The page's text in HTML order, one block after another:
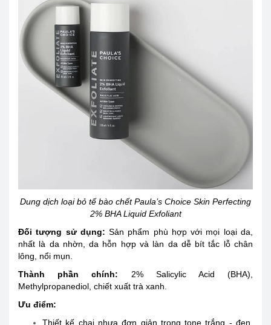
Dung dịch loại bỏ tế bào chết Paula’s Choice Skin Perfecting
2% BHA Liquid Exfoliant
Đối tượng sử dụng: Sản phẩm phù hợp với mọi loại da,
nhất là da nhờn, da hỗn hợp và làn da dễ bít tắc lỗ chân
lông, nổi mụn.
Thành phần chính: 2% Salicylic Acid (BHA),
Methylpropanediol, chiết xuất trà xanh.
Ưu điểm:
Thiết kế chai nhựa đơn giản trong tone trắng - đen,